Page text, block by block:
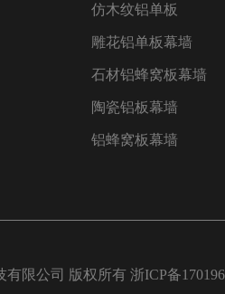
仿木纹铝单板
雕花铝单板幕墙
石材铝蜂窝板幕墙
陶瓷铝板幕墙
铝蜂窝板幕墙
有限公司 版权所有 浙ICP备